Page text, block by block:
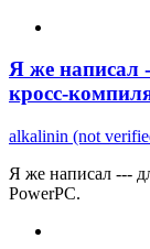
Я же написал
кросс-
alkalinin (not
Я же написал ---
PowerPC.